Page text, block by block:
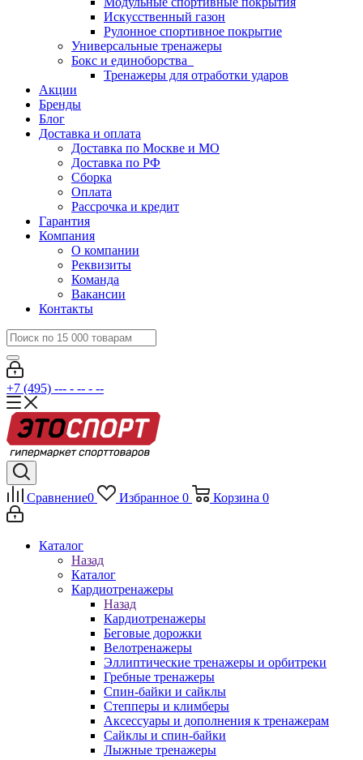
Искусственный газон
Рулонное спортивное покрытие
Универсальные тренажеры
Бокс и единоборства
Тренажеры для отработки ударов
Акции
Бренды
Блог
Доставка и оплата
Доставка по Москве и МО
Доставка по РФ
Сборка
Оплата
Рассрочка и кредит
Гарантия
Компания
О компании
Реквизиты
Команда
Вакансии
Контакты
+7 (495) --- - -- - --
Сравнение0 Избранное 0 Корзина 0
Каталог
Назад
Каталог
Кардиотренажеры
Назад
Кардиотренажеры
Беговые дорожки
Велотренажеры
Эллиптические тренажеры и орбитреки
Гребные тренажеры
Спин-байки и сайклы
Степперы и климберы
Аксессуары и дополнения к тренажерам
Сайклы и спин-байки
Лыжные тренажеры